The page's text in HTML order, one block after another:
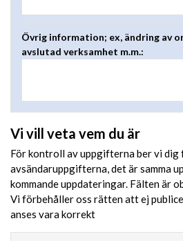
Övrig information; ex, ändring av
avslutad verksamhet m.m.:
Vi vill veta vem du är
För kontroll av uppgifterna ber vi dig
avsändaruppgifterna, det är samma
kommande uppdateringar. Fälten är
Vi förbehåller oss rätten att ej
anses vara korrekt